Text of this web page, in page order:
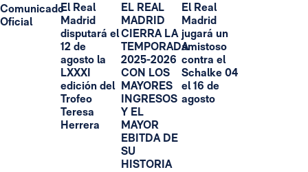
Comunicado
Oficial
El Real
Madrid
disputará el
12 de
agosto la
LXXXI
edición del
Trofeo
Teresa
Herrera
EL REAL
MADRID
CIERRA LA
TEMPORADA
2025-2026
CON LOS
MAYORES
INGRESOS
Y EL
MAYOR
EBITDA DE
SU
HISTORIA
El Real
Madrid
jugará un
amistoso
contra el
Schalke 04
el 16 de
agosto